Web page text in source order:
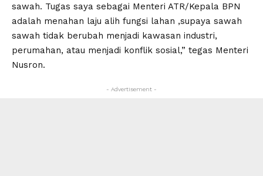
sawah. Tugas saya sebagai Menteri ATR/Kepala BPN
adalah menahan laju alih fungsi lahan ,supaya sawah
sawah tidak berubah menjadi kawasan industri,
perumahan, atau menjadi konflik sosial,” tegas Menteri
Nusron.
- Advertisement -